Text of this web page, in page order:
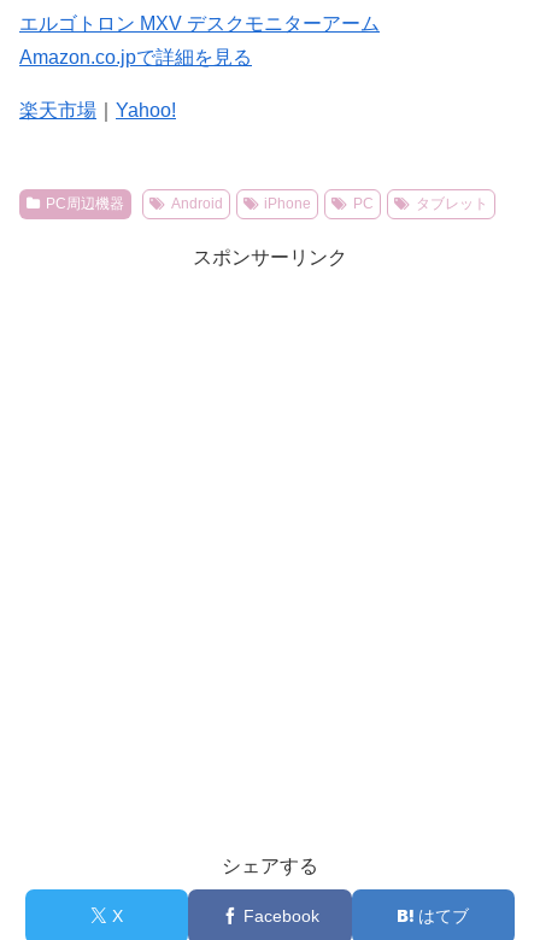
エルゴトロン MXV デスクモニターアーム
Amazon.co.jpで詳細を見る
楽天市場 Yahoo!
PC周辺機器 Android iPhone PC タブレット
スポンサーリンク
シェアする
X Facebook はてブ